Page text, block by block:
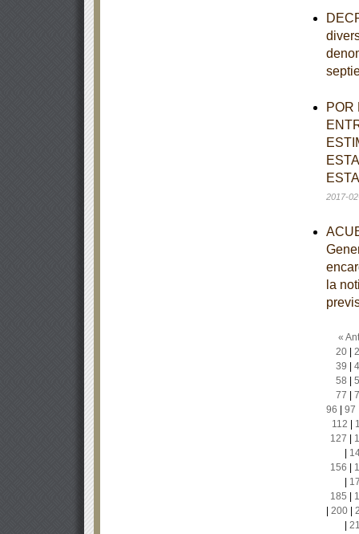
POR
2017-
la
«
20|
39
58
77
96
97
112
127
156
185
200|